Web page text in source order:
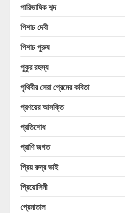
পারিভাষিক শব্দ
পিশাচ দেবী
পিশাচ পুরুষ
পুকুর রহস্য
পৃথিবীর সেরা প্রেমের কবিতা
প্রণয়ের আসক্তি
প্রতিশোধ
প্রাণি জগত
প্রিয় রুদ্র ভাই
প্রিয়োসিনী
প্রেমাতাল